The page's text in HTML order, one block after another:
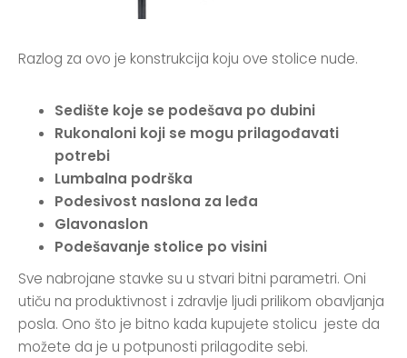
Razlog za ovo je konstrukcija koju ove stolice nude.
Sedište koje se podešava po dubini
Rukonaloni koji se mogu prilagođavati
potrebi
Lumbalna podrška
Podesivost naslona za leđa
Glavonaslon
Podešavanje stolice po visini
Sve nabrojane stavke su u stvari bitni parametri. Oni
utiču na produktivnost i zdravlje ljudi prilikom obavljanja
posla. Ono što je bitno kada kupujete stolicu jeste da
možete da je u potpunosti prilagodite sebi.